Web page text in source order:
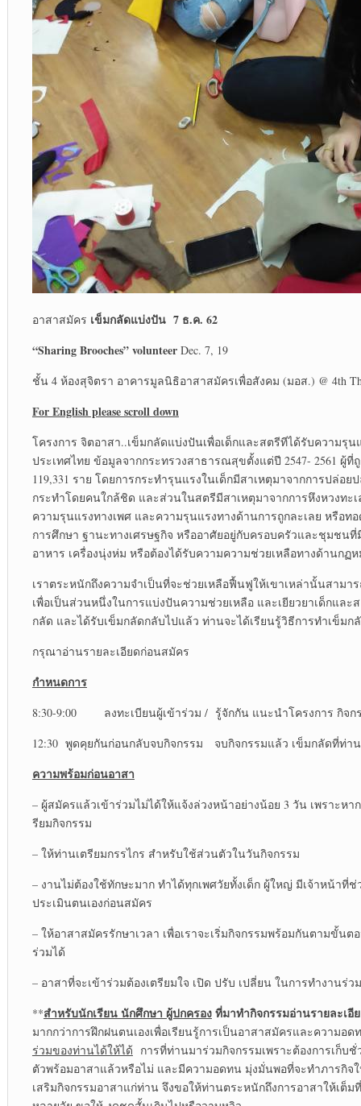
อาสาสมัคร เข็มกลัดแบ่งปัน 7 ธ.ค. 62
“Sharing Brooches” volunteer Dec. 7, 19
ชั้น 4 ห้องสุจิตรา อาคารมูลนิธิอาสาสมัครเพื่อสังคม (มอส.) @ 4th
For English please scroll down
โครงการ จิตอาสา..เข็มกลัดแบ่งปันเพื่อเด็กและสตรีทีได้รับความรุน
ประเทศไทย ข้อมูลจากกระทรวงสาธารณสุขตั้งแต่ปี 2547- 2561 ผู้ที่
119,331 ราย โดยการกระทำรุนแรงในเด็กมีสาเหตุมาจากการปล่
กระทำโดยคนใกล้ชิด และส่วนในสตรีมีสาเหตุมาจากการหึงหวงท
ความรุนแรงทางเพศ และความรุนแรงทางด้านการถูกละเลย หรือ
การศึกษา ฐานะทางเศรษฐกิจ หรืออาศัยอยู่กับครอบครัวและชุมชน
อาหาร เครื่องนุ่งห่ม หรือต้องได้รับความความช่วยเหลือทางด้านกฏ
เราตระหนักถึงความจำเป็นที่จะช่วยเหลือฟื้นฟูให้เขาเหล่านั้นสาม
เพื่อเป็นส่วนหนึ่งในการแบ่งปันความช่วยเหลือ และเยียวยาเด็กแ
กลัด และได้รับเข็มกลัดกลับไปแล้ว ท่านจะได้เรียนรู้วิธีการทำเข็มก
กรุณาอ่านรายละเอียดก่อนสมัคร
กำหนดการ
8:30-9:00 ลงทะเบียนผู้เข้าร่วม / รู้จักกัน แนะนำโครงการ กิจ
12:30 พูดคุยกันก่อนกลับจบกิจกรรม จบกิจกรรมแล้ว เข็มกลัดที่ท่า
ความพร้อมก่อนอาสา
– ผู้สมัครแล้วเข้าร่วมไม่ได้ให้แจ้งล่วงหน้าอย่างน้อย 3 วัน เพราะห
รียมกิจกรรม
– ให้ท่านเตรียมกรรไกร สำหรับใช้ส่วนตัวในวันกิจกรรม
– งานไม่ต้องใช้ทักษะมาก ทำได้ทุกเพศวัยทั้งเด็ก ผู้ใหญ่ มีเจ้าหน้
ประเมินตนเองก่อนสมัคร
– ให้อาสาสมัครรักษาเวลา เพื่อเราจะเริ่มกิจกรรมพร้อมกันตามขั้น
ร่วมได้
– อาสาที่จะเข้าร่วมต้องเตรียมใจ เปิด ปรับ เปลี่ยน ในการทำงาน
**สำหรับนักเรียน นักศึกษา ผู้ปกครองที่มาทำกิจกรรมอ่านรายละเอี
มากกว่าการฝึกฝนตนเองเพื่อเรียนรู้การเป็นอาสาสมัครและความ
ร่วมของท่านได้ให้ได้การที่ท่านมาร่วมกิจกรรมเพราะต้องการเก็บ
ตัวพร้อมอาสาแล้วหรือไม่ และมีความอดทน มุ่งมั่นพอที่จะทำภารกิจ
เสริมกิจกรรมอาสาแก่ท่าน จึงขอให้ท่านตระหนักถึงการอาสาให้เต็